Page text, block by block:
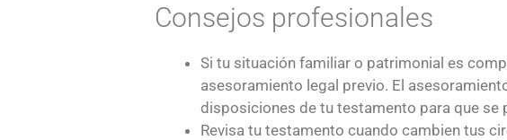
Consejos profesionales
Si tu situación familiar o patrimonial es
asesoramiento legal previo. El
disposiciones de tu testamento para que se
Revisa tu testamento cuando cambien tus